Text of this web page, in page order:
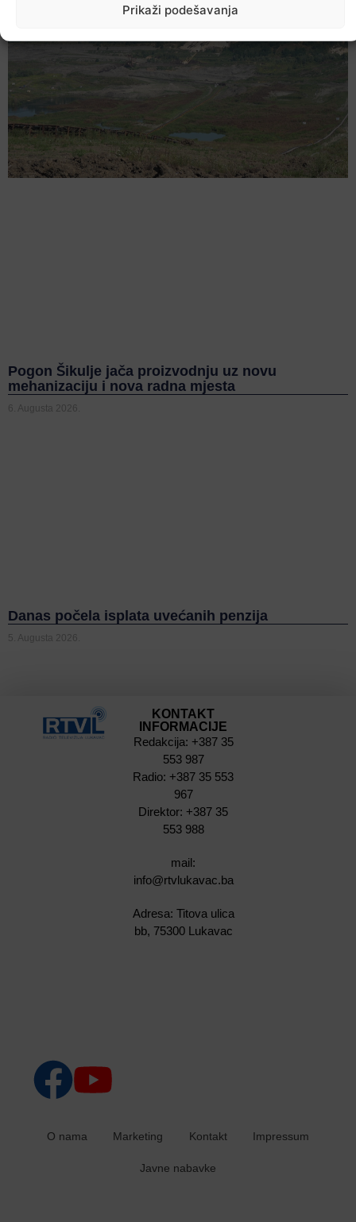
Prikaži podešavanja
Pogon Šikulje jača proizvodnju uz novu
mehanizaciju i nova radna mjesta
6. Augusta 2026.
Danas počela isplata uvećanih penzija
5. Augusta 2026.
KONTAKT
INFORMACIJE
Redakcija: +387 35
553 987
Radio: +387 35 553
967
Direktor: +387 35
553 988
mail:
info@rtvlukavac.ba
Adresa: Titova ulica
bb, 75300 Lukavac
O nama Marketing Kontakt Impressum
Javne nabavke